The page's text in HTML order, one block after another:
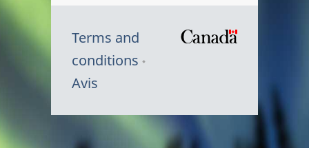
Terms and
conditions
Avis